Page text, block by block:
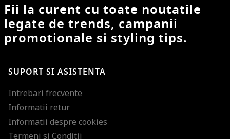
Fii la curent cu toate noutatile
legate de trends, campanii
promotionale si styling tips.
SUPORT SI ASISTENTA
Intrebari frecvente
Informatii retur
Informatii despre cookies
Termeni si Conditii